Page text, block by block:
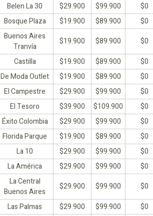
Belen La 30 $29.900 $99.900
$0
Bosque Plaza $19.900 $89.900
$0
Buenos Aires
Tranvía
$19.900 $89.900
$0
Castilla $19.900 $89.900
$0
De Moda Outlet $19.900 $89.900
$0
El Campestre $29.900 $99.900
$0
El Tesoro $39.900 $109.900
$0
Éxito Colombia $29.900 $99.900
$0
Florida Parque $19.900 $89.900
$0
La 10 $29.900 $99.900
$0
La América $29.900 $99.900
$0
La Central
Buenos Aires
$29.900 $99.900
$0
Las Palmas $29.900 $99.900
$0